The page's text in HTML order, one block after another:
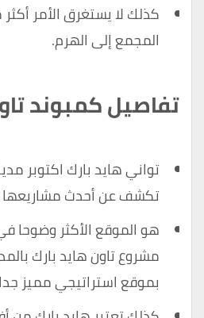
المجمع إلى الهرم.
تفاصيل كمبوند
تواني هايد بارك اكتوبر
تكشف عن أحدث مشاريعها في 6
هو الموقع الأكثر وضوحا
مشروع تاون هايد بارك
بموقع استراتيجي مميز